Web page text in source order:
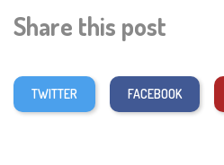
Share this post
TWITTER FACEBOOK